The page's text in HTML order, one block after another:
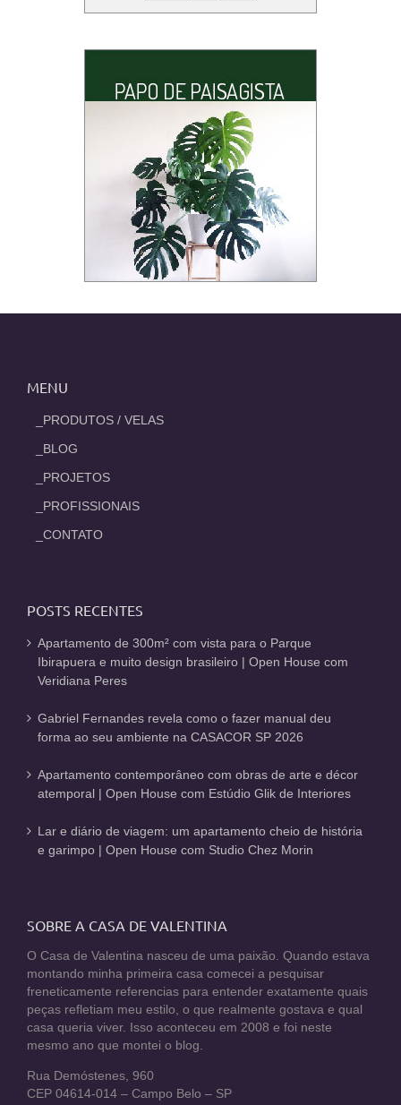
MENU
_PRODUTOS / VELAS
_BLOG
_PROJETOS
_PROFISSIONAIS
_CONTATO
POSTS RECENTES
Apartamento de 300m² com vista para o Parque
Ibirapuera e muito design brasileiro | Open House com
Veridiana Peres
Gabriel Fernandes revela como o fazer manual deu
forma ao seu ambiente na CASACOR SP 2026
Apartamento contemporâneo com obras de arte e décor
atemporal | Open House com Estúdio Glik de Interiores
Lar e diário de viagem: um apartamento cheio de história
e garimpo | Open House com Studio Chez Morin
SOBRE A CASA DE VALENTINA
O Casa de Valentina nasceu de uma paixão. Quando estava
montando minha primeira casa comecei a pesquisar
freneticamente referencias para entender exatamente quais
peças refletiam meu estilo, o que realmente gostava e qual
casa queria viver. Isso aconteceu em 2008 e foi neste
mesmo ano que montei o blog.
Rua Demóstenes, 960
CEP 04614-014 – Campo Belo – SP